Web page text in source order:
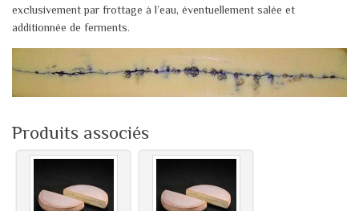
exclusivement par frottage à l’eau, éventuellement salée et
additionnée de ferments.
Produits associés